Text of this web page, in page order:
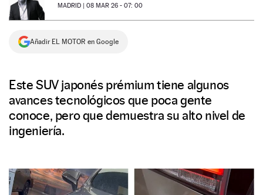
SÍGUENOS
MADRID | 08 MAR 26 - 07: 00
Añadir EL MOTOR en Google
Este SUV japonés prémium tiene algunos
avances tecnológicos que poca gente
conoce, pero que demuestra su alto nivel de
ingeniería.